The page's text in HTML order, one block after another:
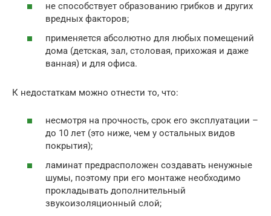
не способствует образованию грибков и других
вредных факторов;
применяется абсолютно для любых помещений
дома (детская, зал, столовая, прихожая и даже
ванная) и для офиса.
К недостаткам можно отнести то, что:
несмотря на прочность, срок его эксплуатации –
до 10 лет (это ниже, чем у остальных видов
покрытия);
ламинат предрасположен создавать ненужные
шумы, поэтому при его монтаже необходимо
прокладывать дополнительный
звукоизоляционный слой;